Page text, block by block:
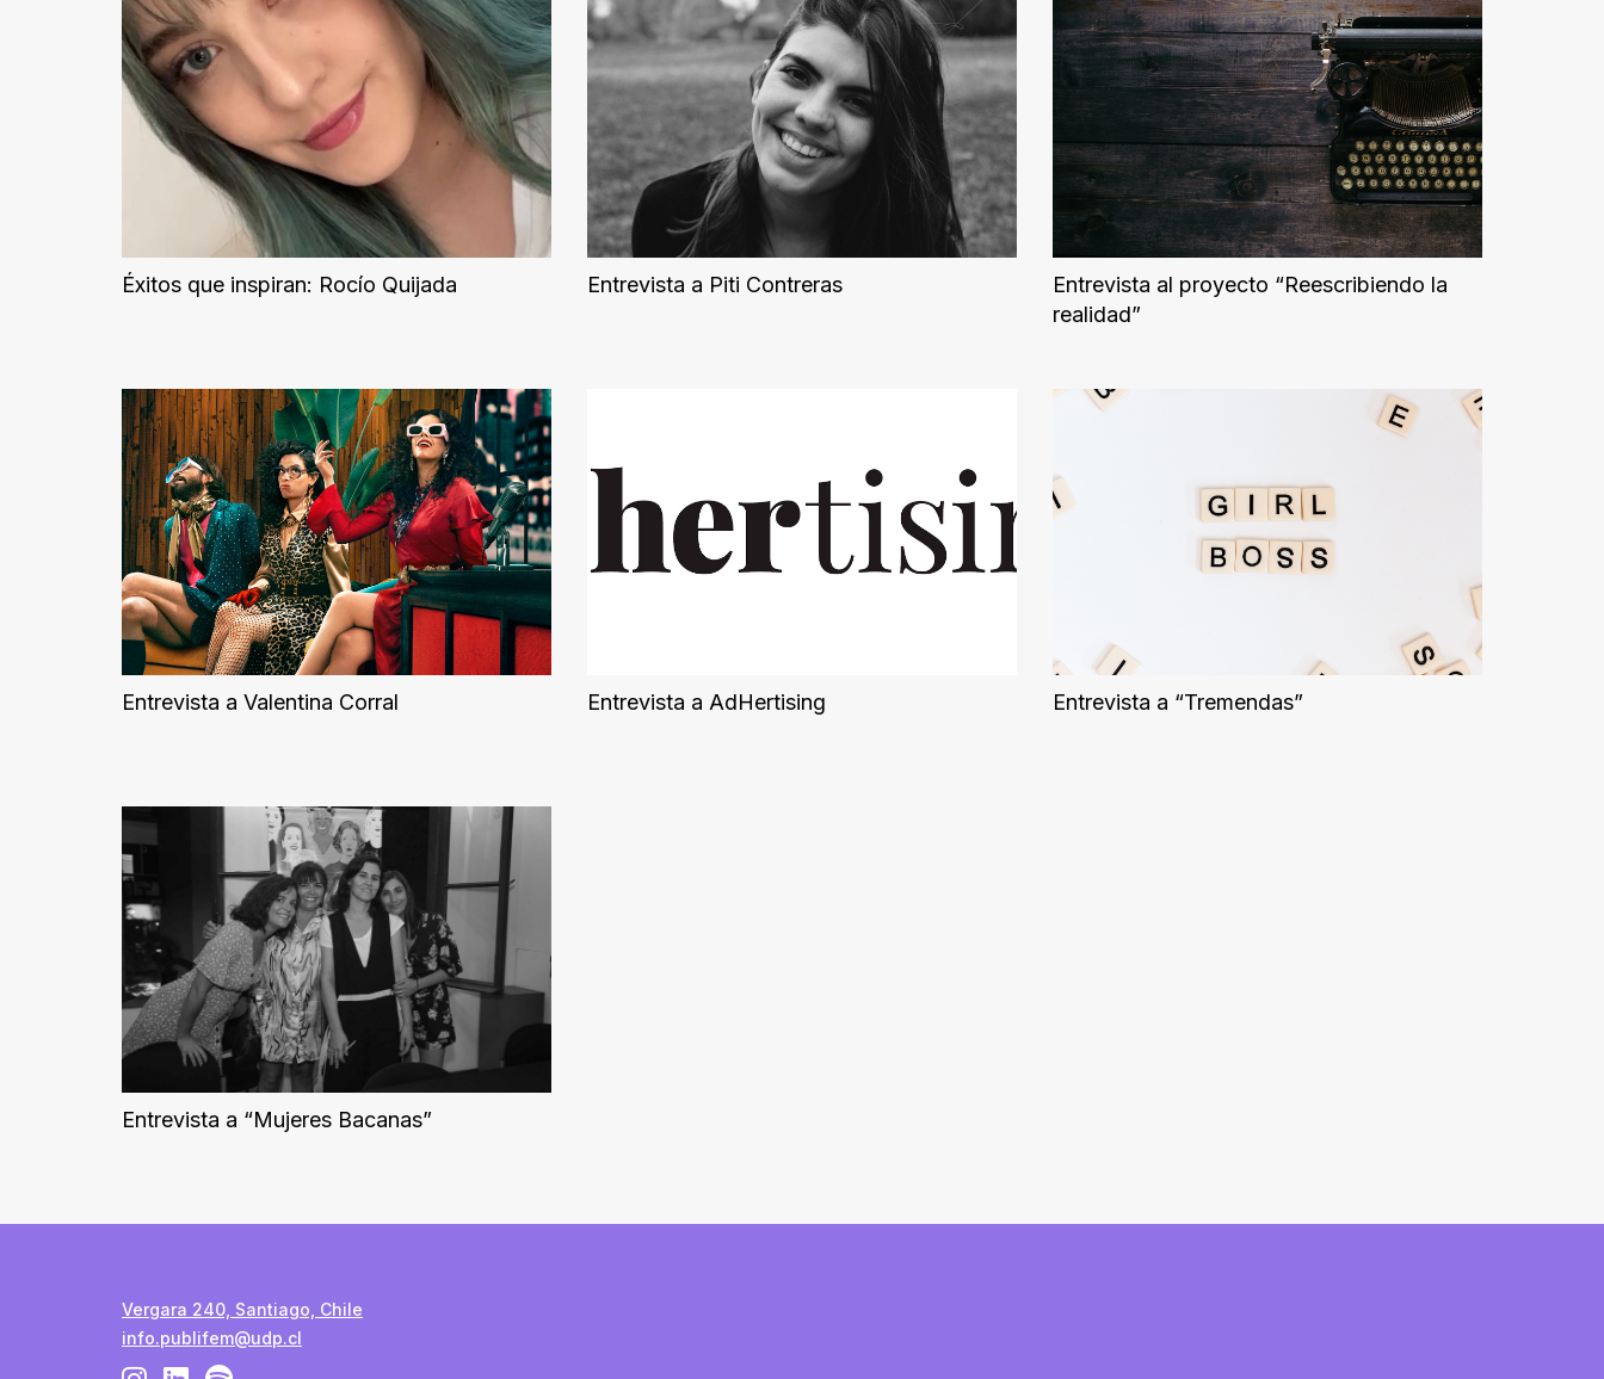
somos
Contacto
Éxitos que inspiran: Rocío Quijada Entrevista a Piti Contreras
Entrevista al proyecto “Reescribiendo la
realidad”
Entrevista a Valentina Corral Entrevista a AdHertising Entrevista a “Tremendas”
Entrevista a “Mujeres Bacanas”
Vergara 240, Santiago, Chile
info.publifem@udp.cl